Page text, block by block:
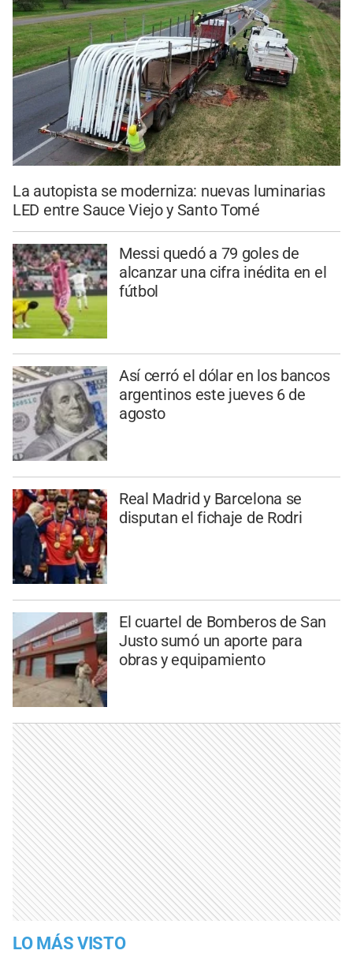
La autopista se moderniza: nuevas luminarias
LED entre Sauce Viejo y Santo Tomé
Messi quedó a 79 goles de
alcanzar una cifra inédita en el
fútbol
Así cerró el dólar en los bancos
argentinos este jueves 6 de
agosto
Real Madrid y Barcelona se
disputan el fichaje de Rodri
El cuartel de Bomberos de San
Justo sumó un aporte para
obras y equipamiento
LO MÁS VISTO